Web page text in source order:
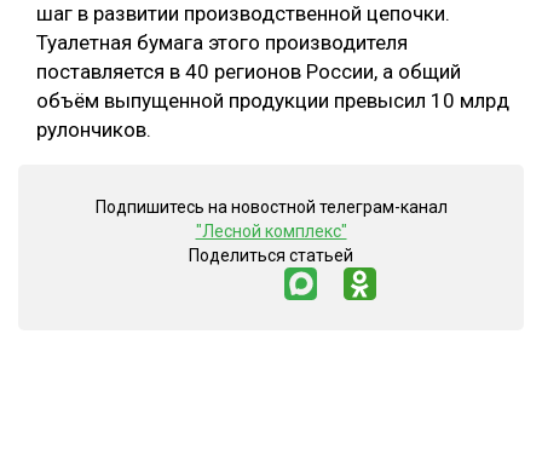
шаг в развитии производственной цепочки.
Туалетная бумага этого производителя
поставляется в 40 регионов России, а общий
объём выпущенной продукции превысил 10 млрд
рулончиков.
Подпишитесь на новостной телеграм-канал
"Лесной комплекс"
Поделиться статьей